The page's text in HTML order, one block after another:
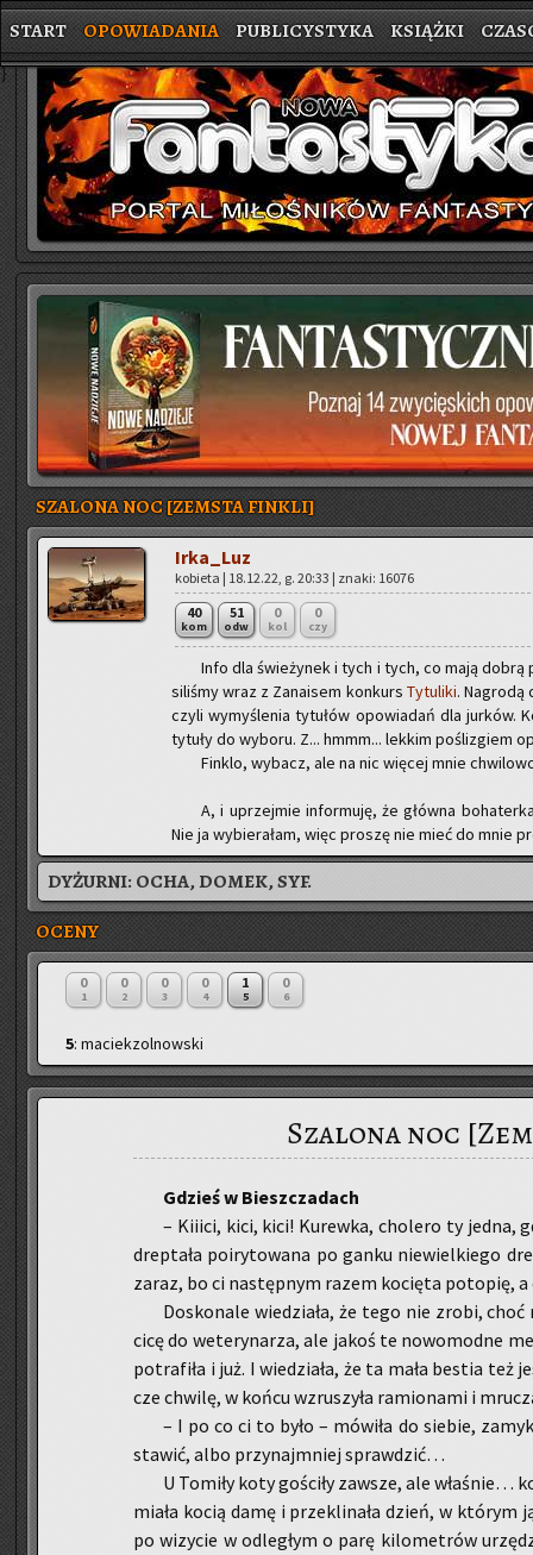
START OPOWIADANIA PUBLICYSTYKA KSIĄŻKI
}
SZALONA NOC [ZEMSTA FINKLI]
Ir­ka­_Luz
ko­bie­ta | 18.12.22, g. 20:33 | znaki: 16076
40
kom
51
odw
0
kol
0
czy
Info dla świe­ży­nek i tych i tych, co mają
si­li­śmy wraz z Za­na­isem kon­kurs Ty­tu­li­ki. Na­gro­dą
czyli wy­my­śle­nia ty­tu­łów opo­wia­dań dla jur­ków.
ty­tu­ły do wy­bo­ru. Z... hmmm... lek­kim po­śli­zgiem
Fin­klo, wy­bacz, ale na nic wię­cej mnie
A, i uprzej­mie in­for­mu­ję, że głów­na
Nie ja wy­bie­ra­łam, więc pro­szę nie mieć do mnie
DYŻURNI: OCHA, DOMEK, SYF.
OCENY
0
1
0
2
0
3
0
4
1
5
0
6
5: maciekzolnowski
Szalona noc
Gdzieś w Biesz­cza­dach
– Kiii­ci, kici, kici! Ku­rew­ka, cho­le­ro ty jedna,
drep­ta­ła po­iry­to­wa­na po ganku nie­wiel­kie­go
zaraz, bo ci na­stęp­nym razem ko­cię­ta po­to­pię, a
Do­sko­na­le wie­dzia­ła, że tego nie zrobi,
ci­cę do we­te­ry­na­rza, ale jakoś te no­wo­mod­ne
po­tra­fi­ła i już. I wie­dzia­ła, że ta mała be­stia też
cze chwi­lę, w końcu wzru­szy­ła ra­mio­na­mi i
– I po co ci to było – mó­wi­ła do sie­bie,
sta­wić, albo przy­naj­mniej spraw­dzić…
U To­mi­ły koty go­ści­ły za­wsze, ale wła­śnie…
miała kocią damę i prze­kli­na­ła dzień, w któ­rym
po wi­zy­cie w od­le­głym o parę ki­lo­me­trów